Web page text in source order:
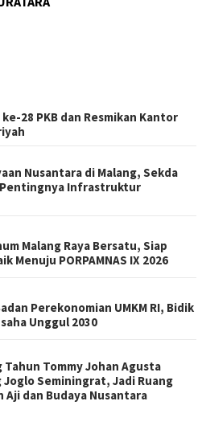
28 PKB dan Resmikan Kantor
Nusantara di Malang, Sekda
Infrastruktur
Malang Raya Bersatu, Siap
Menuju PORPAMNAS IX 2026
Perekonomian UMKM RI, Bidik
Unggul 2030
Tahun Tommy Johan Agusta
Joglo Seminingrat, Jadi Ruang
Aji dan Budaya Nusantara